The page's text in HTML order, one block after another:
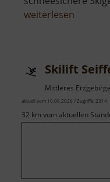
weiterlesen
Skilift
Mittleres Erzgebirge
aktuell vom 10.06.2026 / Zugriffe: 2314
32 km vom aktuellen